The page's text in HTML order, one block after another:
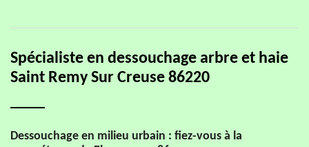
Spécialiste en dessouchage arbre et haie
Saint Remy Sur Creuse 86220
Dessouchage en milieu urbain : fiez-vous à la